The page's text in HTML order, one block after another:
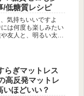
/低糖質レシピ
気持ちいいですよ
は何度も楽しみたい
友人と、明るい太陽
しんできました。Ｂ
らぎマットレス
高反発マットレ
いほどいい？